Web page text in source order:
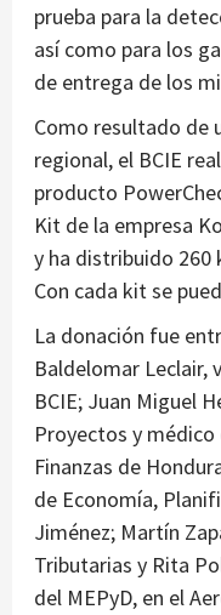
prueba para la
así como para los
de entrega de los
Como resultado de
regional, el BCIE
producto
Kit de la empresa
y ha distribuido 260
Con cada kit se
La donación fue
Baldelomar Leclair,
BCIE; Juan Miguel
Proyectos y
Finanzas de
de Economía,
Jiménez; Martín
Tributarias y Rita
del MEPyD, en el